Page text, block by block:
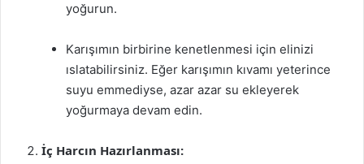
yoğurun.
Karışımın birbirine kenetlenmesi için elinizi
ıslatabilirsiniz. Eğer karışımın kıvamı yeterince
suyu emmediyse, azar azar su ekleyerek
yoğurmaya devam edin.
İç Harcın Hazırlanması: